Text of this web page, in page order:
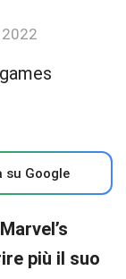
Google
più il suo